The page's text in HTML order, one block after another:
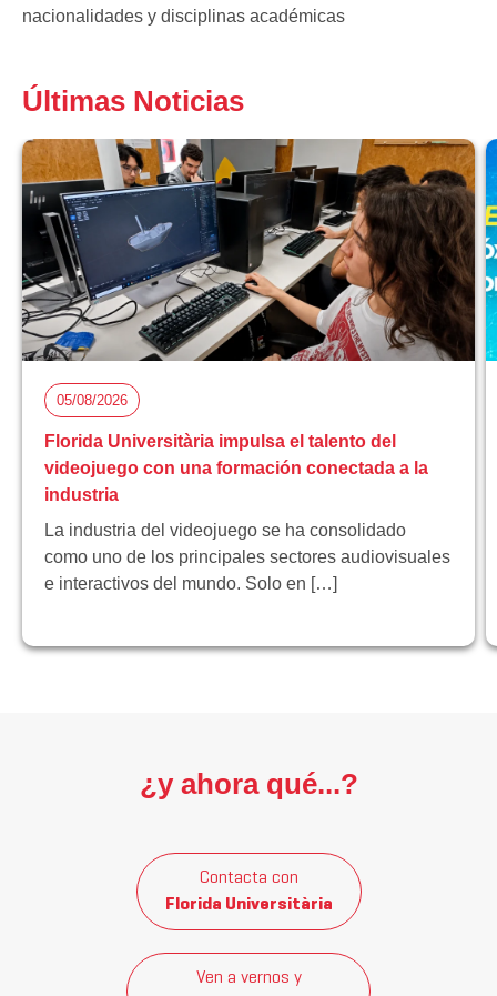
nacionalidades y disciplinas académicas
Últimas Noticias
05/08/2026
Florida Universitària impulsa el talento del
videojuego con una formación conectada a la
industria
La industria del videojuego se ha consolidado
como uno de los principales sectores audiovisuales
e interactivos del mundo. Solo en […]
¿y ahora qué...?
Contacta con
Florida Universitària
Ven a vernos y